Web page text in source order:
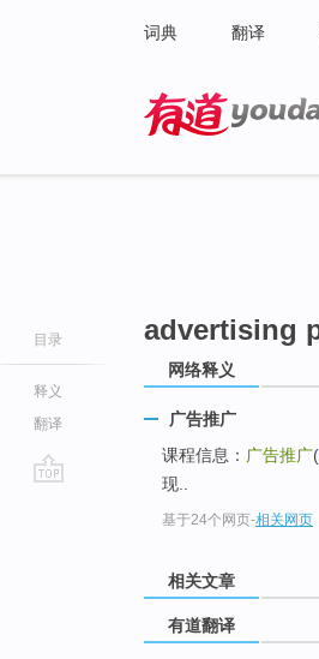
词典 翻译
目录
释义
翻译
advertising
网络释义
广告推广
课程信息： 广告推广(
现..
基于24个网页-相关网页
相关文章
有道翻译